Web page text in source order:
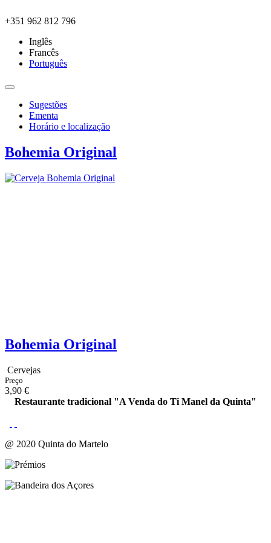
+351 962 812 796
Inglês
Francês
Português
Sugestões
Ementa
Horário e localização
Bohemia Original
Bohemia Original
Cervejas
Preço
3,90 €
Restaurante tradicional "A Venda do Ti Manel da Quinta"
@ 2020 Quinta do Martelo